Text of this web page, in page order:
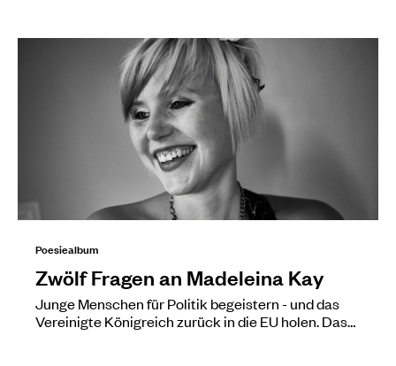
Poesiealbum
Zwölf Fragen an Madeleina Kay
Junge Menschen für Politik begeistern - und das
Vereinigte Königreich zurück in die EU holen. Das…